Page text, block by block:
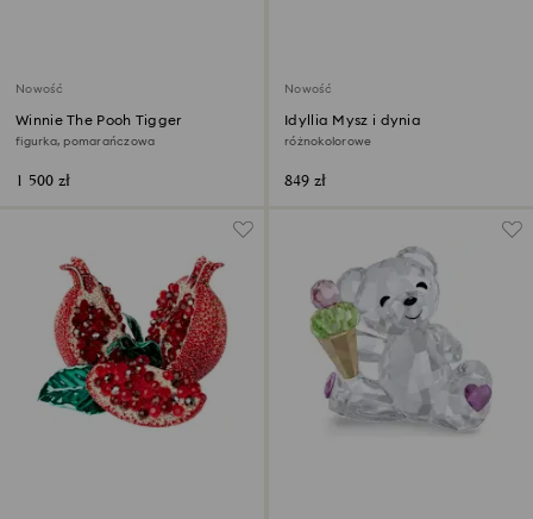
Nowość
Winnie The Pooh Tigger
figurka, pomarańczowa
1 500 zł
Nowość
Idyllia Mysz i dynia
różnokolorowe
849 zł